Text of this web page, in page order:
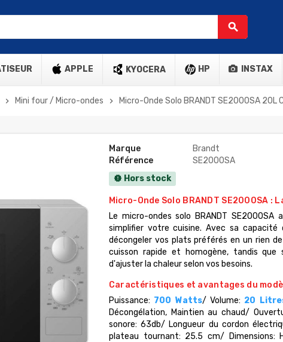
search
APPLE KYOCERA HP INSTAX
chevron_right Mini four / Micro-ondes chevron_right Micro-Onde Solo BRANDT SE2000SA 20L
Marque
Brandt
Référence
SE2000SA
new_releases Hors stock
Micro-Onde Solo BRANDT SE2000SA
Le micro-ondes solo BRANDT
simplifier votre cuisine. Avec sa
décongeler vos plats préférés en un rien
cuisson rapide et homogène, tandis
d'ajuster la chaleur selon vos besoins.
Caractéristiques et avantages du
Puissance: 700 Watts/ Volume: 20
Décongélation, Maintien au chaud/
sonore: 63db/ Longueur du cordon
plateau tournant: 25.5 cm/